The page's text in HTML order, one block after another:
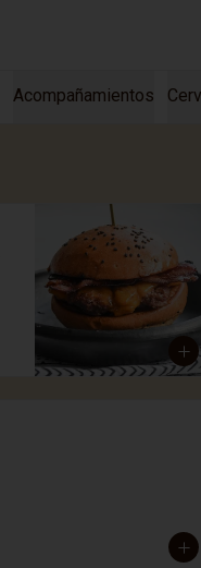
Acompañamientos